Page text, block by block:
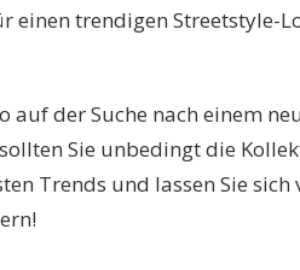
einen trendigen Streetstyle-
auf der Suche nach einem
Sie unbedingt die
Trends und lassen Sie